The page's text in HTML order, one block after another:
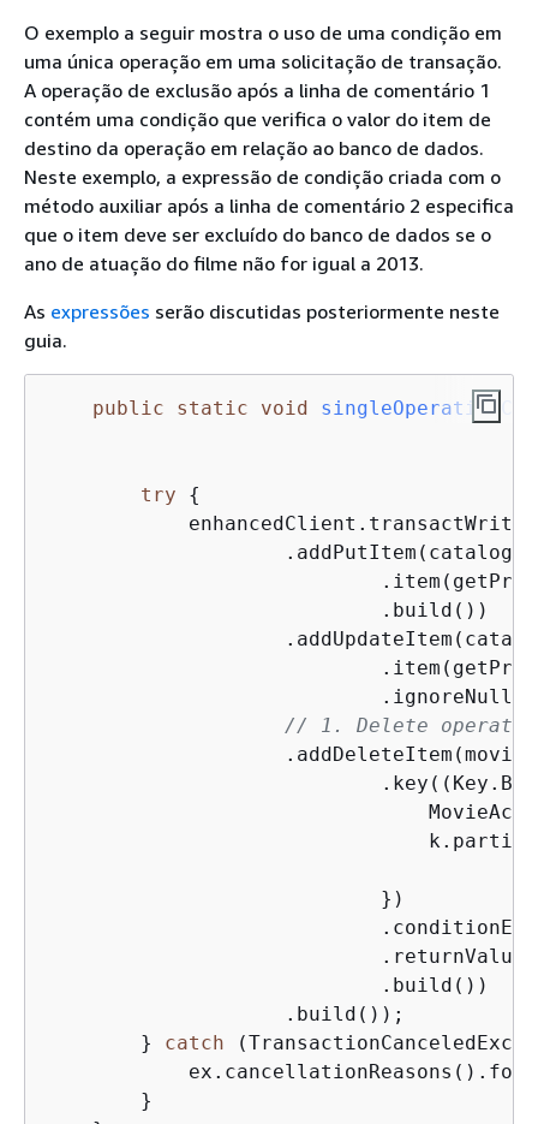
O exemplo a seguir mostra o uso de uma condição em
uma única operação em uma solicitação de transação.
A operação de exclusão após a linha de comentário 1
contém uma condição que verifica o valor do item de
destino da operação em relação ao banco de dados.
Neste exemplo, a expressão de condição criada com o
método auxiliar após a linha de comentário 2 especifica
que o item deve ser excluído do banco de dados se o
ano de atuação do filme não for igual a 2013.
As expressões serão discutidas posteriormente neste
guia.
public static void
try
{
                            .build())
// 1. Delete
                            })
                            .build())
                    .build());
        }
catch
        }